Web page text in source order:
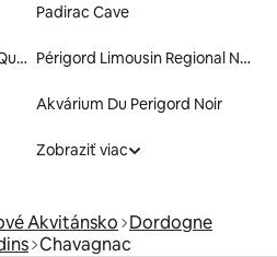
Padirac Cave
Prírodný park Causses du Quercy Périgord Limousin Regional Natural Park
Akvárium Du Perigord Noir
Zobraziť viac
Akvitánsko Dordogne
Chavagnac